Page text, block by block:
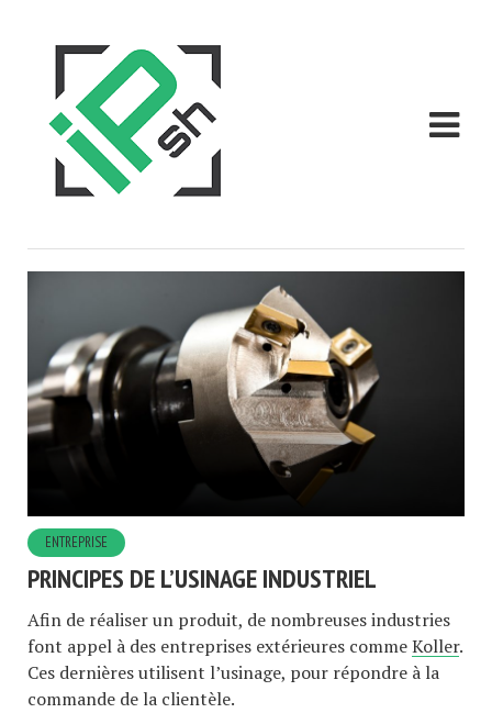
ENTREPRISE
PRINCIPES DE L’USINAGE INDUSTRIEL
Afin de réaliser un produit, de nombreuses industries
font appel à des entreprises extérieures commeKoller.
Ces dernières utilisent l’usinage, pour répondre à la
commande de la clientèle.